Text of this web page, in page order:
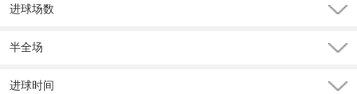
进球场数
半全场
进球时间